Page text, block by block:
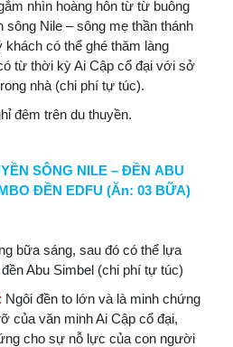
nhìn hoàng hôn từ từ buông
Nile – sông mẹ thần thánh
có thể ghé thăm làng
từ thời kỳ Ai Cập cổ đại với sở
nhà (chi phí tự túc).
đêm trên du thuyền.
SÔNG NILE – ĐỀN ABU
ĐỀN EDFU (Ăn: 03 BỮA)
bữa sáng, sau đó có thể lựa
Abu Simbel (chi phí tự túc)
Ngôi đền to lớn và là minh chứng
của văn minh Ai Cập cổ đại,
cho sự nỗ lực của con người